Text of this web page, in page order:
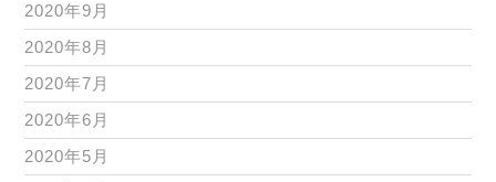
2020年9月
2020年8月
2020年7月
2020年6月
2020年5月